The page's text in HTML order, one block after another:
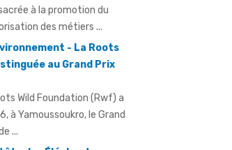
- La Roots
au Grand Prix
Wild Foundation (Rwf) a
à Yamoussoukro, le Grand
...
des Éléphants -
son choix